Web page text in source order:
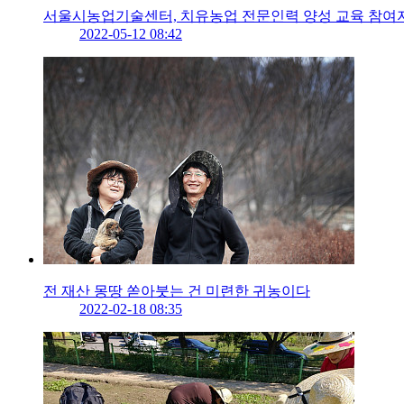
서울시농업기술센터, 치유농업 전문인력 양성 교육 참여
2022-05-12 08:42
전 재산 몽땅 쏟아붓는 건 미련한 귀농이다
2022-02-18 08:35